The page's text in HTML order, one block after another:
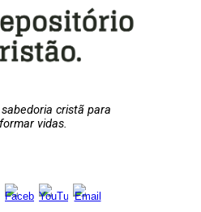
cristã para
vidas.